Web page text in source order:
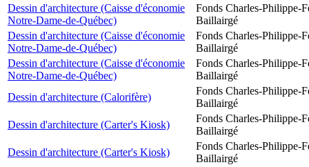
Dessin d'architecture (Caisse d'économie
Notre-Dame-de-Québec)
Fonds Charles-Philippe-
Baillairgé
Dessin d'architecture (Caisse d'économie
Notre-Dame-de-Québec)
Fonds Charles-Philippe-
Baillairgé
Dessin d'architecture (Caisse d'économie
Notre-Dame-de-Québec)
Fonds Charles-Philippe-
Baillairgé
Dessin d'architecture (Calorifère)
Fonds Charles-Philippe-
Baillairgé
Dessin d'architecture (Carter's Kiosk)
Fonds Charles-Philippe-
Baillairgé
Dessin d'architecture (Carter's Kiosk)
Fonds Charles-Philippe-
Baillairgé